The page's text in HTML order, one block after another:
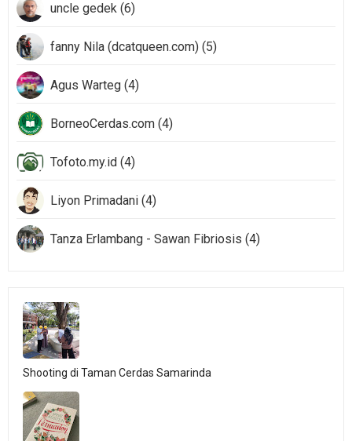
uncle gedek (6)
fanny Nila (dcatqueen.com) (5)
Agus Warteg (4)
BorneoCerdas.com (4)
Tofoto.my.id (4)
Liyon Primadani (4)
Tanza Erlambang - Sawan Fibriosis (4)
Shooting di Taman Cerdas Samarinda